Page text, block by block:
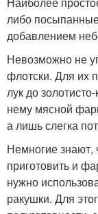
либо
добавлением
Невозможно не
флотски. Для их
лук до
нему мясной
а лишь слегка
Немногие знают,
приготовить и
нужно
ракушки. Для